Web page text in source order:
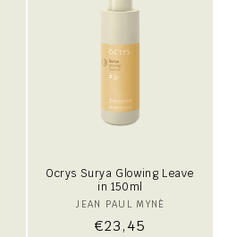
Ocrys Surya Glowing Leave
in 150ml
Verkoper:
JEAN PAUL MYNÈ
Normale
€23,45